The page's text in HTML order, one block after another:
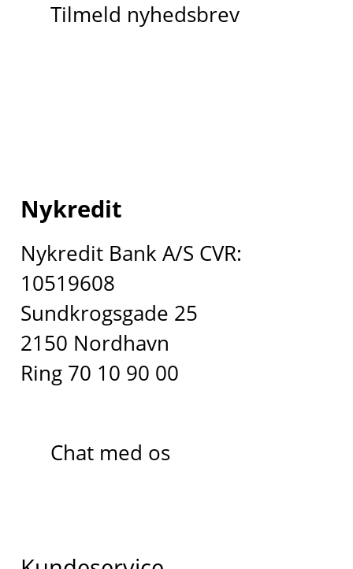
Tilmeld nyhedsbrev
Nykredit
Nykredit Bank A/S CVR:
10519608
Sundkrogsgade 25
2150 Nordhavn
Ring 70 10 90 00
Chat med os